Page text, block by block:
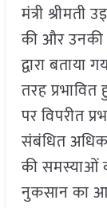
मंत्री
की और उनकी
द्वारा
तरह
पर विपरीत
संबंधित
की समस्याओं
नुकसान का